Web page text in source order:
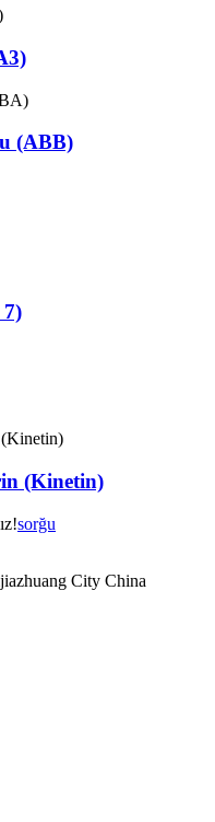
(ABB)
(Kinetin)
sorğu
City China